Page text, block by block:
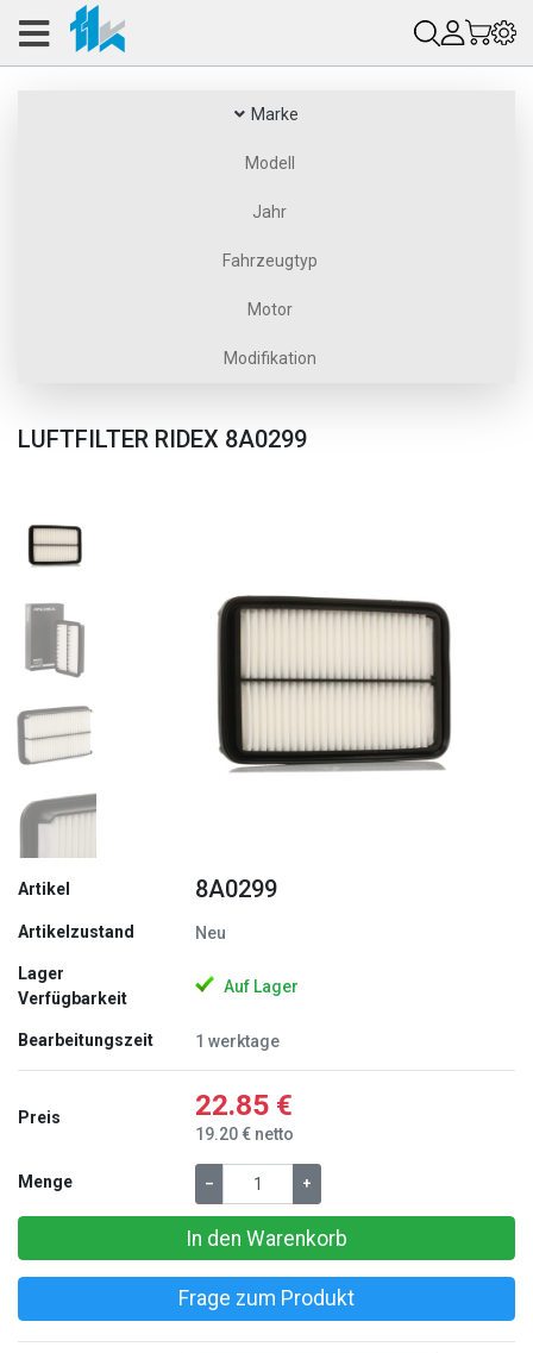
Marke
Modell
Jahr
Fahrzeugtyp
Motor
Modifikation
LUFTFILTER RIDEX 8A0299
Artikel 8A0299
Artikelzustand Neu
Lager
Verfügbarkeit
Auf Lager
Bearbeitungszeit 1 werktage
Preis 22.85 €
19.20 € netto
Menge – +
In den Warenkorb
Frage zum Produkt